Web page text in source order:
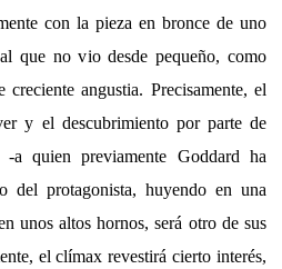
con la pieza en bronce de uno
que no vio desde pequeño, como
angustia. Precisamente, el
y el descubrimiento por parte de
a quien previamente Goddard ha
del protagonista, huyendo en una
unos altos hornos, será otro de sus
el clímax revestirá cierto interés,